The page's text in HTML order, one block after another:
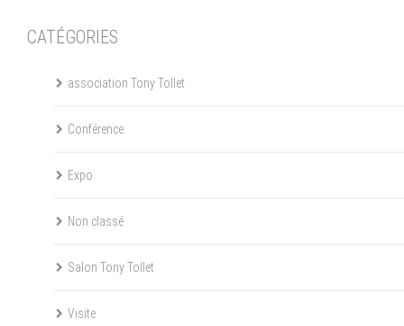
CATÉGORIES
association Tony Tollet
Conférence
Expo
Non classé
Salon Tony Tollet
Visite